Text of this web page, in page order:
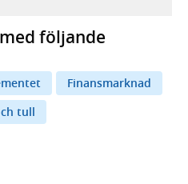
följande
Finansmarknad
tull